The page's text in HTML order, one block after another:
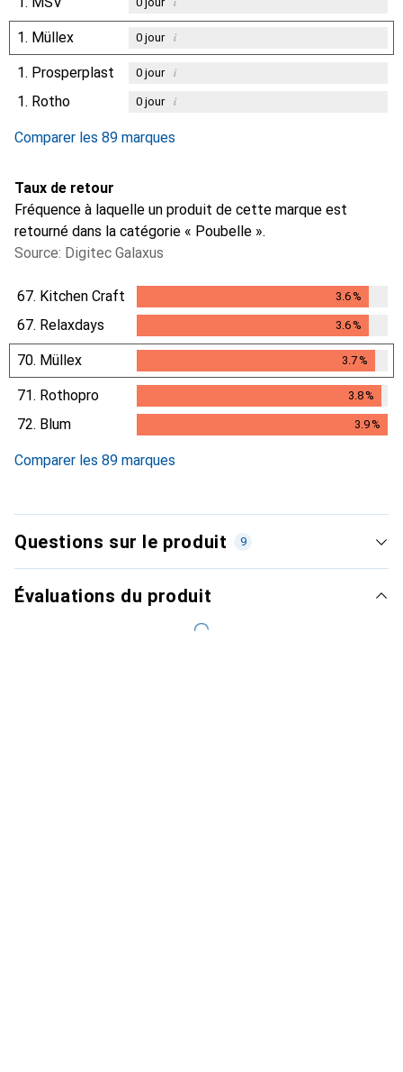
1. Müllex 0jour i
1. Prosperplast 0jour i
1. Rotho 0jour i
Comparer les 89 marques
Taux de retour
Fréquence à laquelle un produit de cette marque est
retourné dans la catégorie « Poubelle ».
Source: Digitec Galaxus
67. Kitchen Craft 3.6%
3.6%
67. Relaxdays 3.6%
3.6%
70. Müllex 3.7%
3.7%
71. Rothopro 3.8%
3.8%
72. Blum 3.9%
Comparer les 89 marques
Questions sur le produit 9
Évaluations du produit